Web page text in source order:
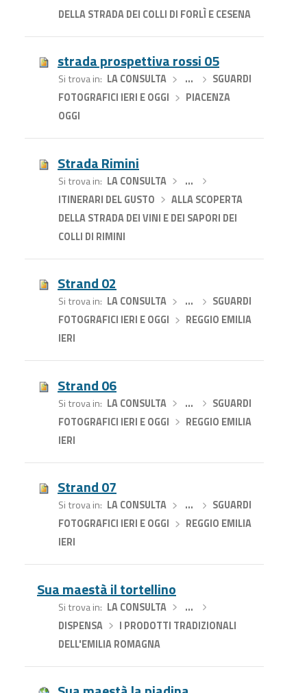
DELLA STRADA DEI COLLI DI FORLÌ E CESENA
strada prospettiva rossi 05
Si trova in LA CONSULTA› …
SGUARDI
FOTOGRAFICI IERI E OGGI
PIACENZA
OGGI
Strada Rimini
Si trova in LA CONSULTA› …
ITINERARI DEL GUSTO
ALLA SCOPERTA
DELLA STRADA DEI VINI E DEI SAPORI DEI
COLLI DI RIMINI
Strand 02
Si trova in LA CONSULTA› …
SGUARDI
FOTOGRAFICI IERI E OGGI
REGGIO EMILIA
IERI
Strand 06
Si trova in LA CONSULTA› …
SGUARDI
FOTOGRAFICI IERI E OGGI
REGGIO EMILIA
IERI
Strand 07
Si trova in LA CONSULTA› …
SGUARDI
FOTOGRAFICI IERI E OGGI
REGGIO EMILIA
IERI
Sua maestà il tortellino
Si trova in LA CONSULTA› …
DISPENSA›
I PRODOTTI TRADIZIONALI
DELL'EMILIA ROMAGNA